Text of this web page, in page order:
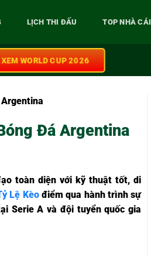
LỊCH THI ĐẤU TOP NHÀ CÁI
XEM WORLD CUP 2026
Đá Argentina
toàn diện với kỹ thuật tốt, di
Lệ Kèođiểm qua hành trình sự
Serie A và đội tuyển quốc gia